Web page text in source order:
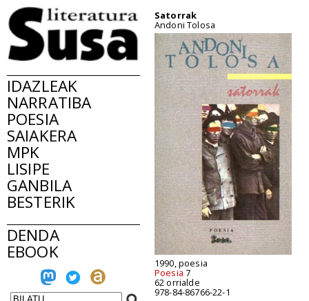
IDAZLEAK
NARRATIBA
POESIA
SAIAKERA
MPK
LISIPE
GANBILA
BESTERIK
DENDA
EBOOK
Satorrak
Andoni Tolosa
1990, poesia
Poesia 7
62 orrialde
978-84-86766-22-1